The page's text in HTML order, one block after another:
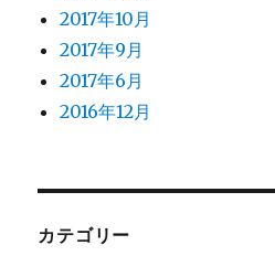
2017年10月
2017年9月
2017年6月
2016年12月
カテゴリー